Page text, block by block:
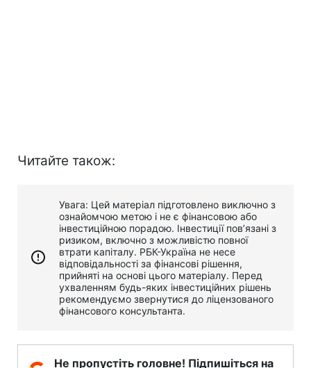
Читайте також:
Увага: Цей матеріал підготовлено виключно з
ознайомчою метою і не є фінансовою або
інвестиційною порадою. Інвестиції пов’язані з
ризиком, включно з можливістю повної
втрати капіталу. РБК-Україна не несе
відповідальності за фінансові рішення,
прийняті на основі цього матеріалу. Перед
ухваленням будь-яких інвестиційних рішень
рекомендуємо звернутися до ліцензованого
фінансового консультанта.
Не пропустіть головне! Підпишіться на